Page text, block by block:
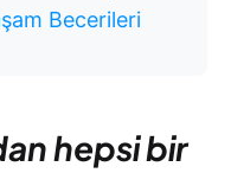
Becerileri
hepsi bir